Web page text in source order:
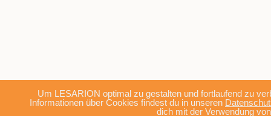
Um LESARION optimal zu gestalten und fortlaufend zu
Informationen über Cookies findest du in unseren
dich mit der Verwendung